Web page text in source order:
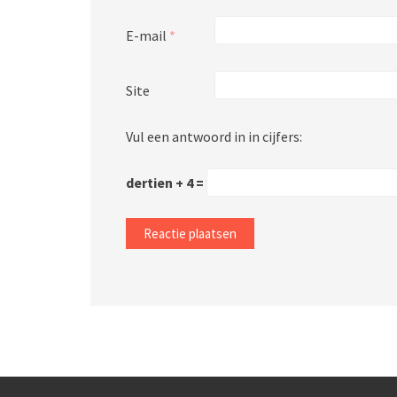
E-mail *
Site
Vul een antwoord in in cijfers:
dertien + 4 =